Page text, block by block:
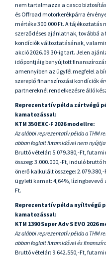
nem tartalmazza a casco
és Offroad motorkerékpárra
mértéke 300.000 Ft. A tájékoztatás
szerződéses ajánlatnak, továbbá
kondíciók változtatásának,
akció 2026.09.30-ig tart. Jelen
időpontjáig benyújtott
amennyiben az ügyfél megfelel a
szereplő finanszírozási kondíciók
partnereknél rendelkezésre álló
Reprezentatív példa zártvégű
kamatozással:
KTM 350 EXC-F 2026 modellre:
Az alábbi reprezentatív példa a THM
abban foglalt futamidővel nem
Bruttó vételár: 5.079.380,-Ft,
összeg: 3.000.000,-Ft, induló
önerő kalkulált összege:
ügyleti kamat: 4,64%, lízingbevevő
Ft.
Reprezentatív példa nyíltvégű
kamatozással:
KTM 1390 Super Adv S EVO 2026
Az alábbi reprezentatív példa a THM
abban foglalt futamidővel és
Bruttó vételár: 9.642.550,-Ft,